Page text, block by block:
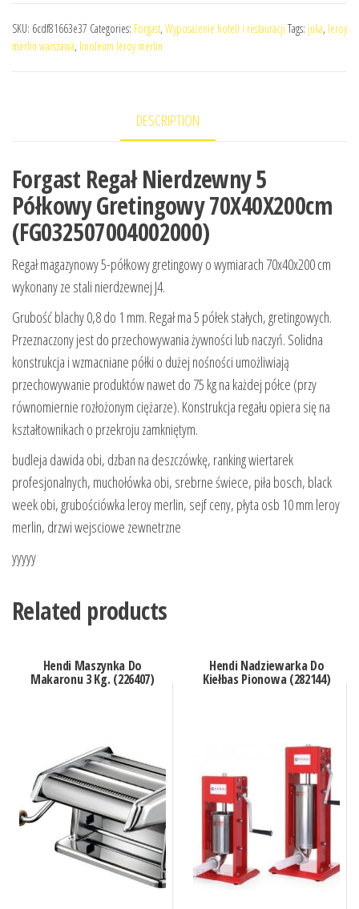
SKU: 6cdf81663e37 Categories: Forgast, Wyposażenie hoteli i restauracji Tags: juka, leroy
merlin warszawa, linoleum leroy merlin
DESCRIPTION
Forgast Regał Nierdzewny 5
Półkowy Gretingowy 70X40X200cm
(FG032507004002000)
Regał magazynowy 5-półkowy gretingowy o wymiarach 70x40x200 cm
wykonany ze stali nierdzewnej J4.
Grubość blachy 0,8 do 1 mm. Regał ma 5 półek stałych, gretingowych.
Przeznaczony jest do przechowywania żywności lub naczyń. Solidna
konstrukcja i wzmacniane półki o dużej nośności umożliwiają
przechowywanie produktów nawet do 75 kg na każdej półce (przy
równomiernie rozłożonym ciężarze). Konstrukcja regału opiera się na
kształtownikach o przekroju zamkniętym.
budleja dawida obi, dzban na deszczówkę, ranking wiertarek
profesjonalnych, muchołówka obi, srebrne świece, piła bosch, black
week obi, grubościówka leroy merlin, sejf ceny, płyta osb 10 mm leroy
merlin, drzwi wejsciowe zewnetrzne
yyyyy
Related products
Hendi Maszynka Do
Makaronu 3 Kg. (226407)
Hendi Nadziewarka Do
Kiełbas Pionowa (282144)